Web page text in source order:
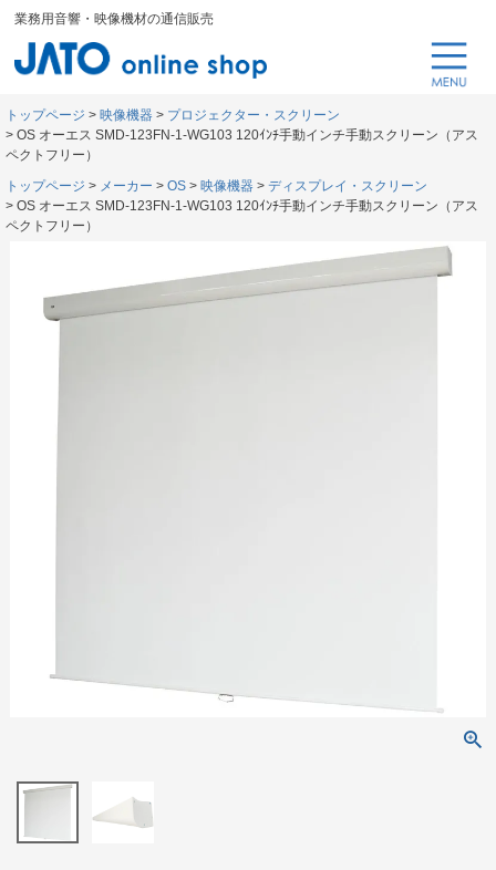
業務用音響・映像機材の通信販売
トップページ 映像機器
プロジェクター・スクリーン
OS オーエス SMD-123FN-1-WG103 120ｲﾝﾁ手動インチ手動スクリーン（アス
ペクトフリー）
トップページ
メーカー OS 映像機器
ディスプレイ・スクリーン
OS オーエス SMD-123FN-1-WG103 120ｲﾝﾁ手動インチ手動スクリーン（アス
ペクトフリー）